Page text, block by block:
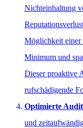
Nichteinhaltung
Möglichkeit einer
Minimum und
Dieser proaktive
rufschädigende
Optimierte
und